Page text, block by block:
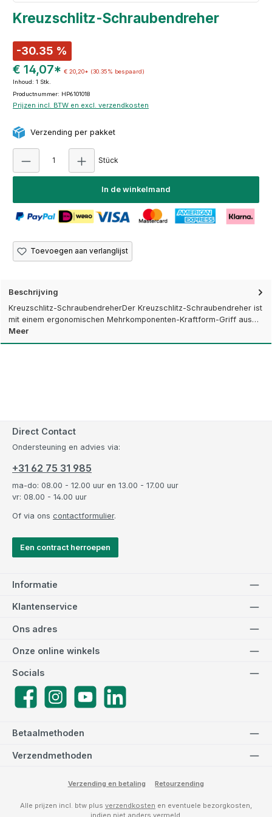
Kreuzschlitz-Schraubendreher
-30.35 %
€ 14,07* € 20,20* (30.35% bespaard)
Inhoud: 1 Stk.
Productnummer: HP6101018
Prijzen incl. BTW en excl. verzendkosten
Verzending per pakket
Stück
In de winkelmand
Toevoegen aan verlanglijst
Beschrijving
Kreuzschlitz-SchraubendreherDer Kreuzschlitz-Schraubendreher ist
mit einem ergonomischen Mehrkomponenten-Kraftform-Griff aus…
Meer
Direct Contact
Ondersteuning en advies via:
+31 62 75 31 985
ma-do: 08.00 - 12.00 uur en 13.00 - 17.00 uur
vr: 08.00 - 14.00 uur
Of via ons contactformulier.
Een contract herroepen
Informatie
Klantenservice
Betaalmethoden
Verzendmethoden
Ons adres
Socials
FacebookInstagramYouTube
Onze online winkels
Verzending en betaling Retourzending
Alle prijzen incl. btw plus verzendkosten en eventuele bezorgkosten,
indien niet anders vermeld.